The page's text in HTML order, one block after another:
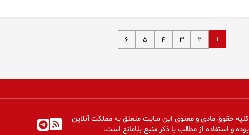
۱ ۲ ۳ ۴ ۵ ۶
کلیه حقوق مادی و معنوی این سایت متعلق به مملکت آنلاین
بوده و استفاده از مطالب با ذکر منبع بلامانع است.